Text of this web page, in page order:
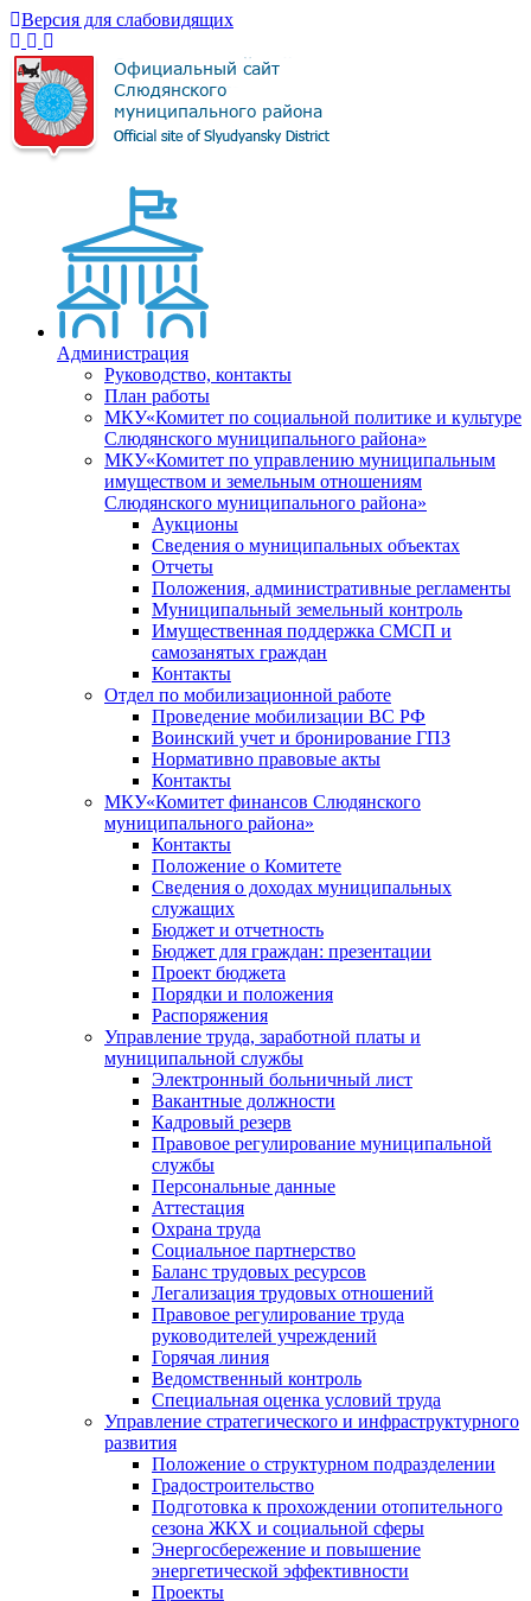
Версия для слабовидящих
Администрация
Руководство, контакты
План работы
МКУ«Комитет по социальной политике и культуре
Слюдянского муниципального района»
МКУ«Комитет по управлению муниципальным
имуществом и земельным отношениям
Слюдянского муниципального района»
Аукционы
Сведения о муниципальных объектах
Отчеты
Положения, административные регламенты
Муниципальный земельный контроль
Имущественная поддержка СМСП и
самозанятых граждан
Контакты
Отдел по мобилизационной работе
Проведение мобилизации ВС РФ
Воинский учет и бронирование ГПЗ
Нормативно правовые акты
Контакты
МКУ«Комитет финансов Слюдянского
муниципального района»
Контакты
Положение о Комитете
Сведения о доходах муниципальных
служащих
Бюджет и отчетность
Бюджет для граждан: презентации
Проект бюджета
Порядки и положения
Распоряжения
Управление труда, заработной платы и
муниципальной службы
Электронный больничный лист
Вакантные должности
Кадровый резерв
Правовое регулирование муниципальной
службы
Персональные данные
Аттестация
Охрана труда
Социальное партнерство
Баланс трудовых ресурсов
Легализация трудовых отношений
Правовое регулирование труда
руководителей учреждений
Горячая линия
Ведомственный контроль
Специальная оценка условий труда
Управление стратегического и инфраструктурного
развития
Положение о структурном подразделении
Градостроительство
Подготовка к прохождении отопительного
сезона ЖКХ и социальной сферы
Энергосбережение и повышение
энергетической эффективности
Проекты